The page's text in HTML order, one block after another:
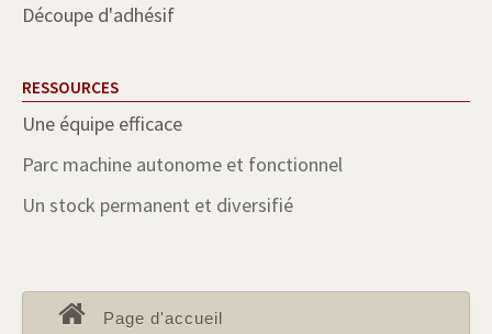
Découpe d'adhésif
RESSOURCES
Une équipe efficace
Parc machine autonome et fonctionnel
Un stock permanent et diversifié
Page d'accueil